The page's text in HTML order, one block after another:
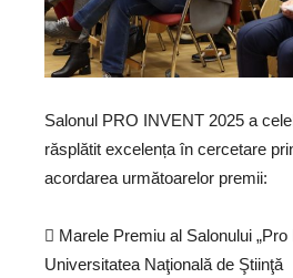
Salonul PRO INVENT 2025 a
răsplătit excelența în cercetare
acordarea următoarelor premii:
 Marele Premiu al Salonului „Pro
Universitatea Naţională de Ştiinţă